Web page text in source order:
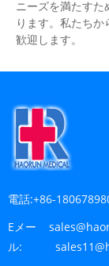
ニーズを満たす
ります。私たち
歓迎します。
電話:+86-
Eメー
ル: